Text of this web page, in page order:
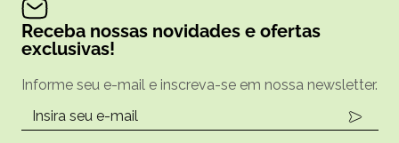
Receba nossas novidades e ofertas
exclusivas!
Informe seu e-mail e inscreva-se em nossa newsletter.